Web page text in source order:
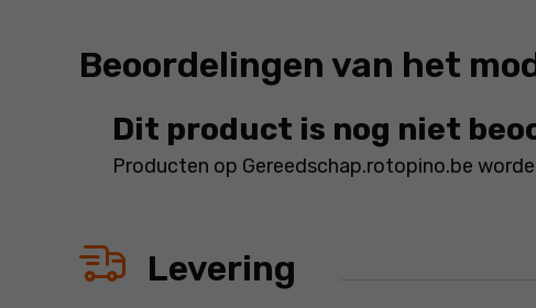
Beoordelingen van het
Dit product is nog niet
Producten op Gereedschap.rotopino.be
Levering